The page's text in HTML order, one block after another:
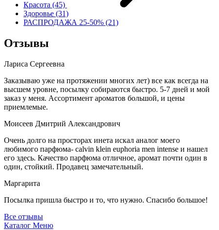
Красота (45)
Здоровье (31)
РАСПРОДАЖА 25-50% (21)
Отзывы
Лариса Сергеевна
Заказываю уже на протяжении многих лет) все как всегда на
высшем уровне, посылку собираются быстро. 5-7 дней и мой
заказ у меня. Ассортимент ароматов большой, и цены
приемлемые.
Моисеев Дмитрий Александрович
Очень долго на просторах инета искал аналог моего
любимого парфюма- calvin klein euphoria men intense и нашел
его здесь. Качество парфюма отличное, аромат почти один в
один, стойкий. Продавец замечательный.
Маргарита
Посылка пришла быстро и то, что нужно. Спасибо большое!
Все отзывы
Каталог Меню